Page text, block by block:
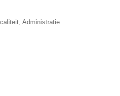
Administratie